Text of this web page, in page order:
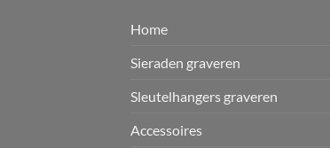
Home
Sieraden graveren
Sleutelhangers graveren
Accessoires